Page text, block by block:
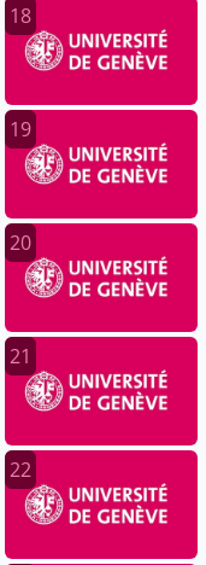
18
19
20
21
22